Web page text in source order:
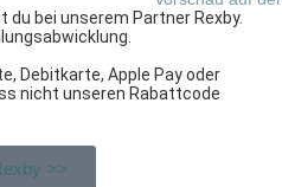
bei unserem Partner Rexby.
Debitkarte, Apple Pay oder
nicht unseren Rabattcode
>>